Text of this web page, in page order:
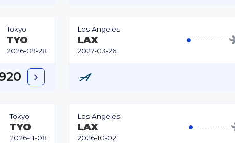
Tokyo
TYO
2026-09-28
Los Angeles
LAX
2027-03-26
Tokyo
TYO
2026-11-08
Los Angeles
LAX
2026-10-02